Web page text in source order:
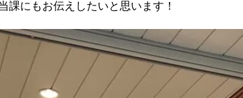
にもお伝えしたいと思います！